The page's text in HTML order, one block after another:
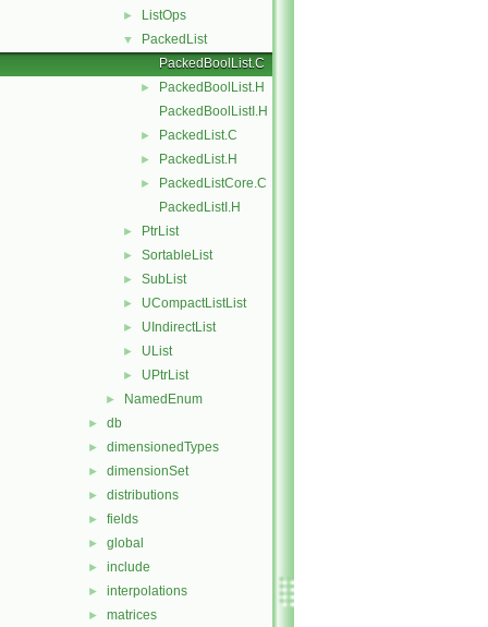
► ListOps
▼
PackedList
PackedBoolList.C
►
PackedBoolList.H
PackedBoolListI.H
► PackedList.C
► PackedList.H
►
PackedListCore.C
PackedListI.H
► PtrList
► SortableList
► SubList
► UCompactListList
► UIndirectList
► UList
► UPtrList
► NamedEnum
► db
► dimensionedTypes
► dimensionSet
► distributions
► fields
► global
► include
► interpolations
► matrices